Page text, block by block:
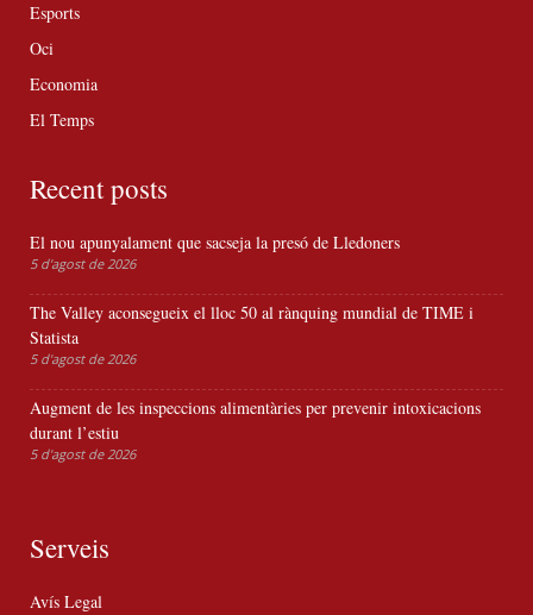
Esports
Oci
Economia
El Temps
Recent posts
El nou apunyalament que sacseja la presó de Lledoners
5 d'agost de 2026
The Valley aconsegueix el lloc 50 al rànquing mundial de TIME i
Statista
5 d'agost de 2026
Augment de les inspeccions alimentàries per prevenir intoxicacions
durant l’estiu
5 d'agost de 2026
Serveis
Avís Legal